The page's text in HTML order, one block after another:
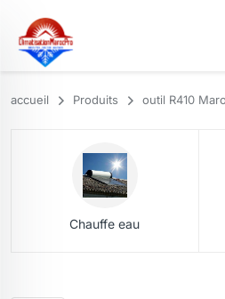
accueil Produits outil R410
Chauffe eau